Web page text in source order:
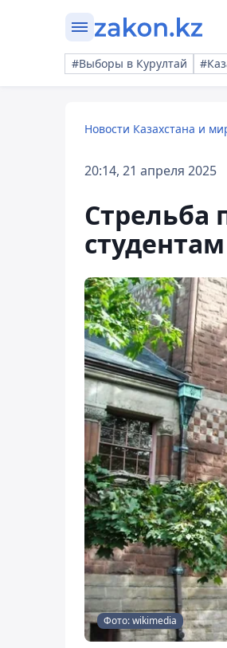
#Выборы в Курултай
Новости Казахстана и
20:14, 21 апреля 2025
Стрельба
Фото: wikimedia